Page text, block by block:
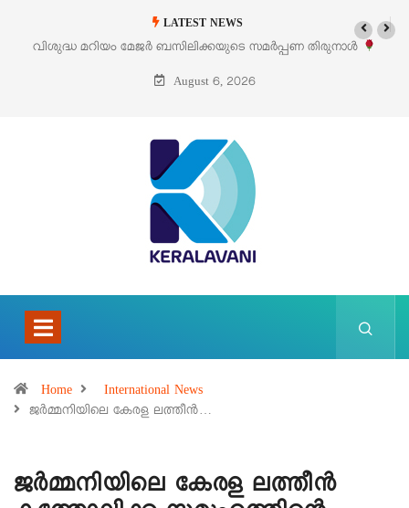
LATEST NEWS
‘പെറ്റൽസ്’ ലൈഫ് സ്റ്റൈൽ എക്സിബിഷനും സെയിലും ഓഗസ്റ്റ് 8-ന്
പെരുമാനൂരിൽ
August 6, 2026
Home
International News
ജർമ്മനിയിലെ കേരള ലത്തീൻ…
ജർമ്മനിയിലെ കേരള ലത്തീൻ